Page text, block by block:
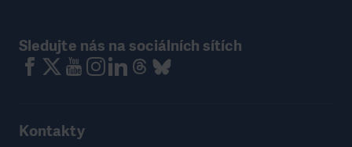
Sledujte nás na sociálních sítích
Kontakty